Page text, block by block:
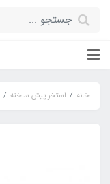
خانه استخر پیش ساخته